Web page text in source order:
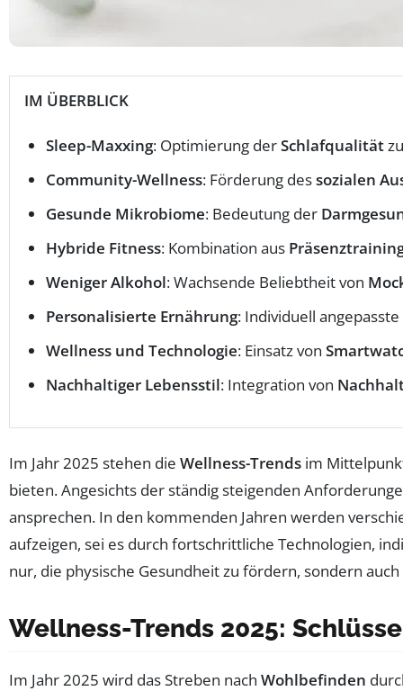
IM ÜBERBLICK
Sleep-Maxxing: Optimierung derSchlafqualität
Community-Wellness: Förderung dessozialen
Gesunde Mikrobiome: Bedeutung der
Hybride Fitness: Kombination aus
Weniger Alkohol: Wachsende Beliebtheit von
Personalisierte Ernährung: Individuell
Wellness und Technologie: Einsatz von
Nachhaltiger Lebensstil: Integration von
Im Jahr 2025 stehen die Wellness-Trends im
bieten. Angesichts der ständig steigenden
ansprechen. In den kommenden Jahren werden
aufzeigen, sei es durch fortschrittliche Technologien,
nur, die physische Gesundheit zu fördern, sondern
Wellness-Trends 2025:
Im Jahr 2025 wird das Streben nach Wohlbefinden